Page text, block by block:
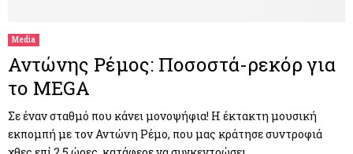
Media
Αντώνης Ρέμος: Ποσοστά-ρεκόρ για
το MEGA
Σε έναν σταθμό που κάνει μονοψήφια! H έκτακτη μουσική
εκπομπή με τον Αντώνη Ρέμο, που μας κράτησε συντροφιά